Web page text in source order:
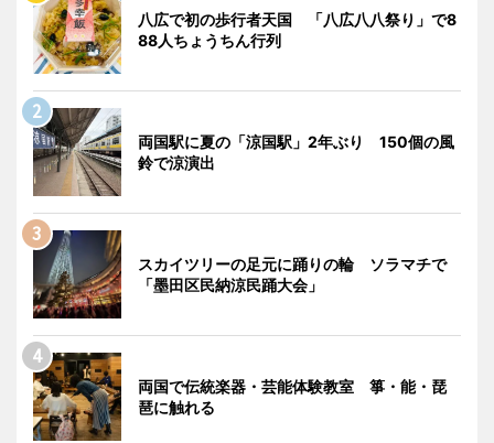
八広で初の歩行者天国 「八広八八祭り」で8
88人ちょうちん行列
両国駅に夏の「涼国駅」2年ぶり 150個の風
鈴で涼演出
スカイツリーの足元に踊りの輪 ソラマチで
「墨田区民納涼民踊大会」
両国で伝統楽器・芸能体験教室 箏・能・琵
琶に触れる